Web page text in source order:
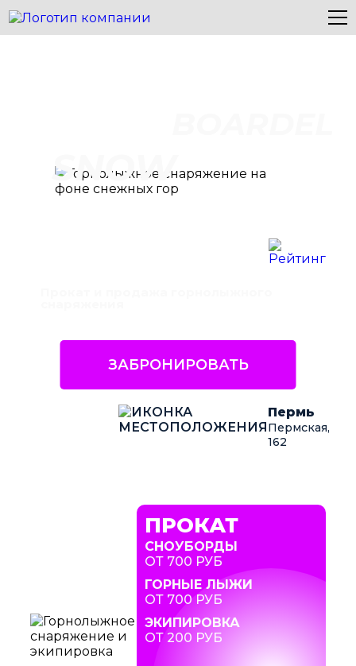
SNOW
ЗАБРОНИРОВАТЬ
Пермь
Пермская,
162
ПРОКАТ
СНОУБОРДЫ
ОТ 700 РУБ
ГОРНЫЕ ЛЫЖИ
ОТ 700 РУБ
ЭКИПИРОВКА
ОТ 200 РУБ